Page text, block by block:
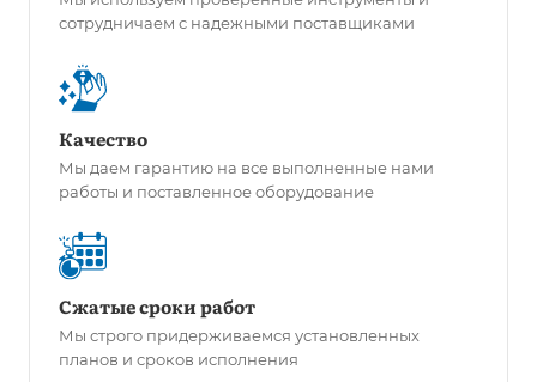
сотрудничаем с надежными поставщиками
Качество
Мы даем гарантию на все выполненные нами
работы и поставленное оборудование
Сжатые сроки работ
Мы строго придерживаемся установленных
планов и сроков исполнения